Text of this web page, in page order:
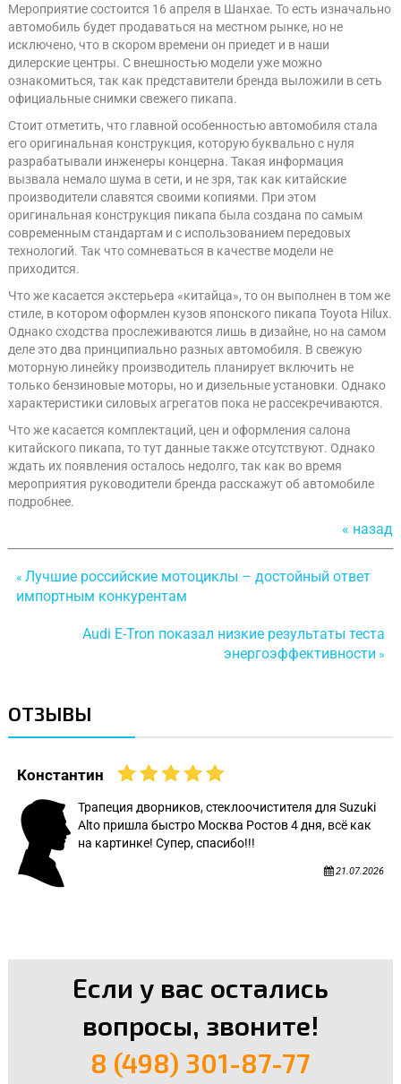
Мероприятие состоится 16 апреля в Шанхае. То есть изначально
автомобиль будет продаваться на местном рынке, но не
исключено, что в скором времени он приедет и в наши
дилерские центры. С внешностью модели уже можно
ознакомиться, так как представители бренда выложили в сеть
официальные снимки свежего пикапа.
Стоит отметить, что главной особенностью автомобиля стала
его оригинальная конструкция, которую буквально с нуля
разрабатывали инженеры концерна. Такая информация
вызвала немало шума в сети, и не зря, так как китайские
производители славятся своими копиями. При этом
оригинальная конструкция пикапа была создана по самым
современным стандартам и с использованием передовых
технологий. Так что сомневаться в качестве модели не
приходится.
Что же касается экстерьера «китайца», то он выполнен в том же
стиле, в котором оформлен кузов японского пикапа Toyota Hilux.
Однако сходства прослеживаются лишь в дизайне, но на самом
деле это два принципиально разных автомобиля. В свежую
моторную линейку производитель планирует включить не
только бензиновые моторы, но и дизельные установки. Однако
характеристики силовых агрегатов пока не рассекречиваются.
Что же касается комплектаций, цен и оформления салона
китайского пикапа, то тут данные также отсутствуют. Однако
ждать их появления осталось недолго, так как во время
мероприятия руководители бренда расскажут об автомобиле
подробнее.
« назад
« Лучшие российские мотоциклы – достойный ответ
импортным конкурентам
Audi E-Tron показал низкие результаты теста
энергоэффективности »
ОТЗЫВЫ
Константин
Трапеция дворников, стеклоочистителя для Suzuki
Alto пришла быстро Москва Ростов 4 дня, всё как
на картинке! Супер, спасибо!!!
21.07.2026
Если у вас остались
вопросы, звоните!
8 (498) 301-87-77